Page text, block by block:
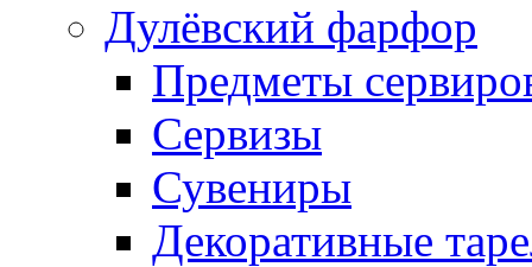
Дулёвский фарфор
Предметы
Сервизы
Сувениры
Декоративные